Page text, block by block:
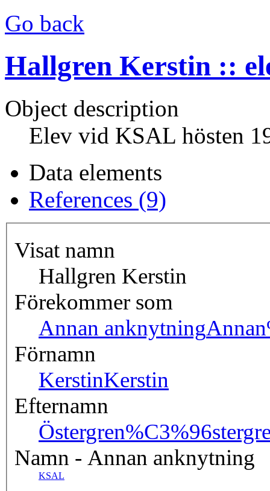
Go back
Hallgren Kerstin ::
Object description
Elev vid KSAL hösten
Data elements
References (9)
Visat namn
Hallgren Kerstin
Förekommer som
Annan anknytning
Förnamn
KerstinKerstin
Efternamn
Östergren
Namn - Annan anknytning
KSAL